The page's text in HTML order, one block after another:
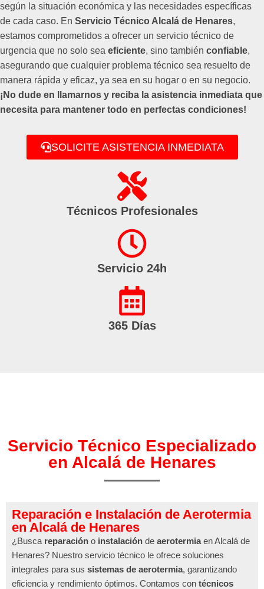
según la situación económica y las necesidades específicas
de cada caso. En Servicio Técnico Alcalá de Henares,
estamos comprometidos a ofrecer un servicio técnico de
urgencia que no solo sea eficiente, sino también confiable,
asegurando que cualquier problema técnico sea resuelto de
manera rápida y eficaz, ya sea en su hogar o en su negocio.
¡No dude en llamarnos y reciba la asistencia inmediata que
necesita para mantener todo en perfectas condiciones!
SOLICITE ASISTENCIA INMEDIATA
Técnicos Profesionales
Servicio 24h
365 Días
Servicio Técnico Especializado
en Alcalá de Henares
Reparación e Instalación de Aerotermia
en Alcalá de Henares
¿Busca reparación o instalación de aerotermiaen Alcalá de
Henares? Nuestro servicio técnico le ofrece soluciones
integrales para sus sistemas de aerotermia, garantizando
eficiencia y rendimiento óptimos. Contamos con técnicos